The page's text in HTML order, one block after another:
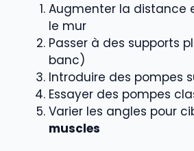
Augmenter la distance
le mur
Passer à des supports
banc)
Introduire des pompes
Essayer des pompes
Varier les angles pour
muscles